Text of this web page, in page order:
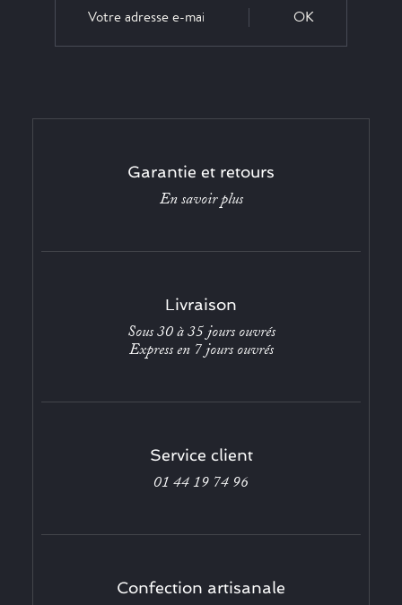
OK
Garantie et retours
En savoir plus
Livraison
Sous 30 à 35 jours ouvrés
Express en 7 jours ouvrés
Service client
01 44 19 74 96
Confection artisanale